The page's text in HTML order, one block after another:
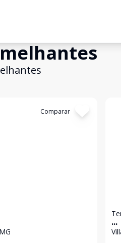
Comparar
...